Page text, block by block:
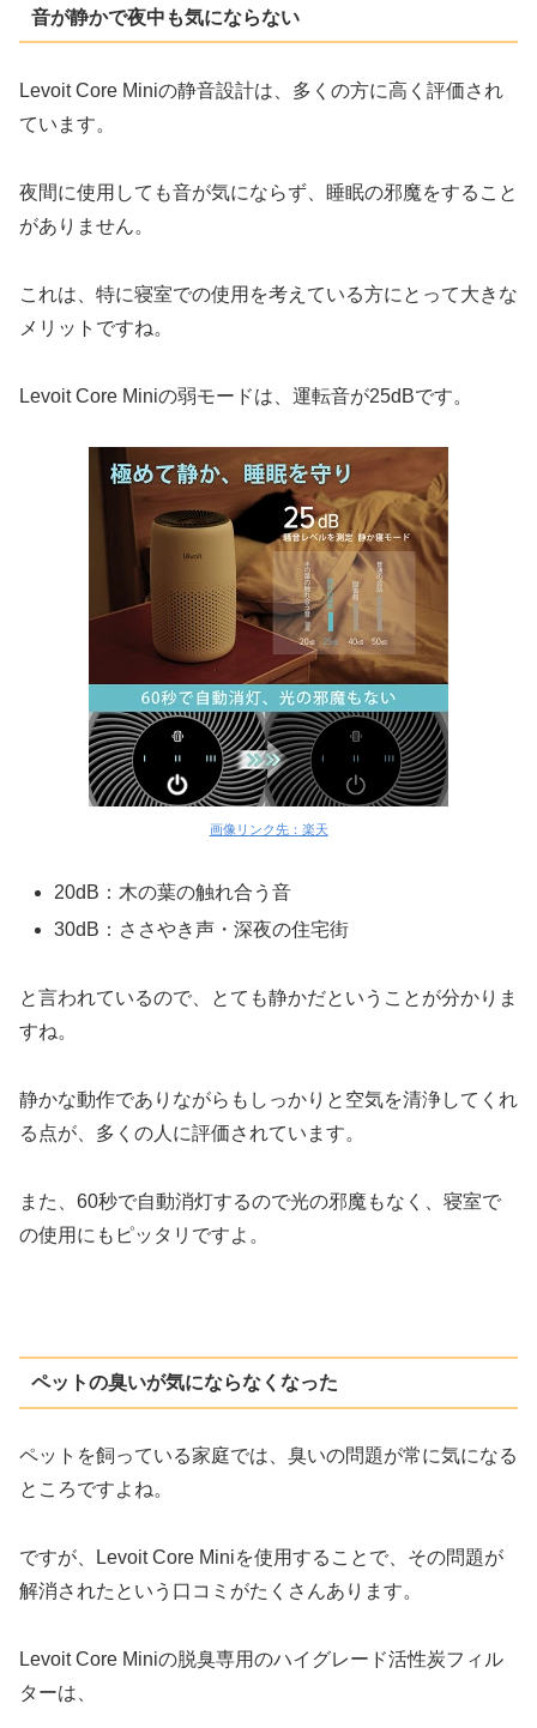
音が静かで夜中も気にならない
Levoit Core Miniの静音設計は、多くの方に高く評価され
ています。
夜間に使用しても音が気にならず、睡眠の邪魔をすること
がありません。
これは、特に寝室での使用を考えている方にとって大きな
メリットですね。
Levoit Core Miniの弱モードは、運転音が25dBです。
画像リンク先：楽天
20dB：木の葉の触れ合う音
30dB：ささやき声・深夜の住宅街
と言われているので、とても静かだということが分かりま
すね。
静かな動作でありながらもしっかりと空気を清浄してくれ
る点が、多くの人に評価されています。
また、60秒で自動消灯するので光の邪魔もなく、寝室で
の使用にもピッタリですよ。
ペットの臭いが気にならなくなった
ペットを飼っている家庭では、臭いの問題が常に気になる
ところですよね。
ですが、Levoit Core Miniを使用することで、その問題が
解消されたという口コミがたくさんあります。
Levoit Core Miniの脱臭専用のハイグレード活性炭フィル
ターは、